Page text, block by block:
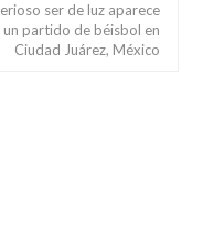
ser de luz aparece
un partido de béisbol en
Ciudad Juárez, México